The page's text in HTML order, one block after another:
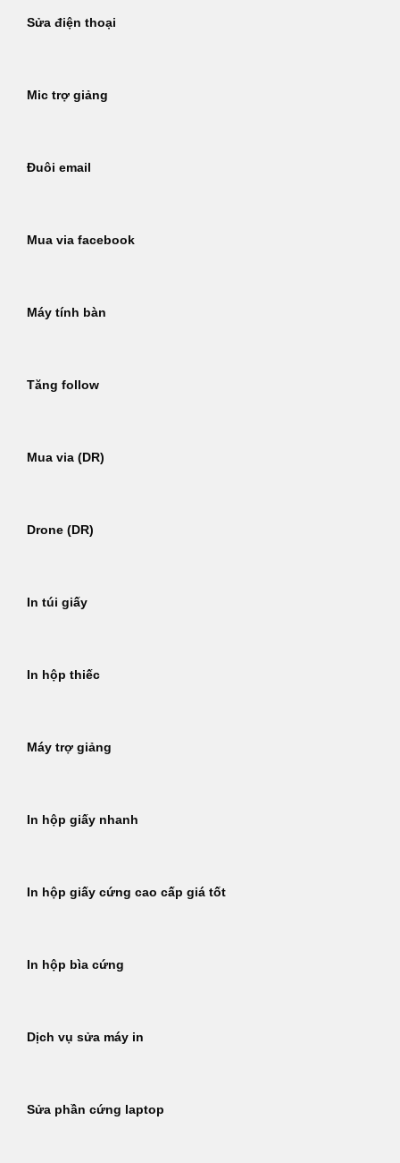
Sửa điện thoại
Mic trợ giảng
Đuôi email
Mua via facebook
Máy tính bàn
Tăng follow
Mua via (DR)
Drone (DR)
In túi giấy
In hộp thiếc
Máy trợ giảng
In hộp giấy nhanh
In hộp giấy cứng cao cấp giá tốt
In hộp bìa cứng
Dịch vụ sửa máy in
Sửa phần cứng laptop